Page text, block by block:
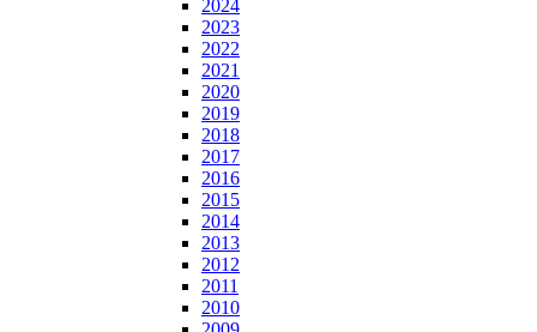
2024
2023
2022
2021
2020
2019
2018
2017
2016
2015
2014
2013
2012
2011
2010